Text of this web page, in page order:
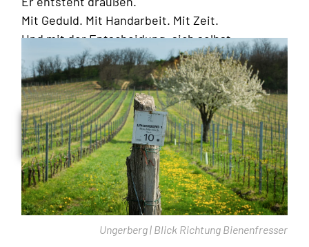
Mit Geduld. Mit Handarbeit. Mit Zeit.
Und mit der Entscheidung, sich selbst
zurückzunehmen.
Mehr über uns
Ungerberg | Blick Richtung Bienenfresser